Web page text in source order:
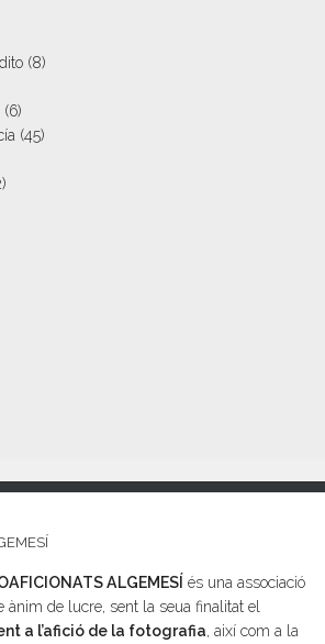
(8)
(6)
(45)
ALGEMESÍ és una associació
ànim de lucre, sent la seua finalitat el
a l’afició de la fotografia, així com a la